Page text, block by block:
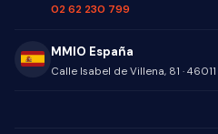
02 62 230 799
MMIO España
Calle Isabel de Villena, 81 · 46011